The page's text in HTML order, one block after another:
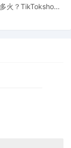
火？TikTokshop